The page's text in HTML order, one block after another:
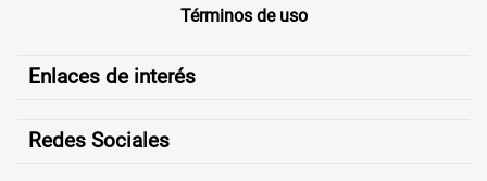
Términos de uso
Enlaces de interés
Redes Sociales